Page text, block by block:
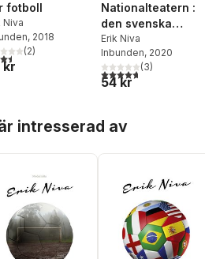
fotboll
Niva
, 2018
5 stjärnor. Totalt antal röster:
(2)
kr
Nationalteatern :
den svenska
fotbollens
huvudrollsinnehav
are och bifigurer
Erik Niva
Inbunden, 2020
4,7utav 5 stjärnor.
(3)
54 kr
intresserad av